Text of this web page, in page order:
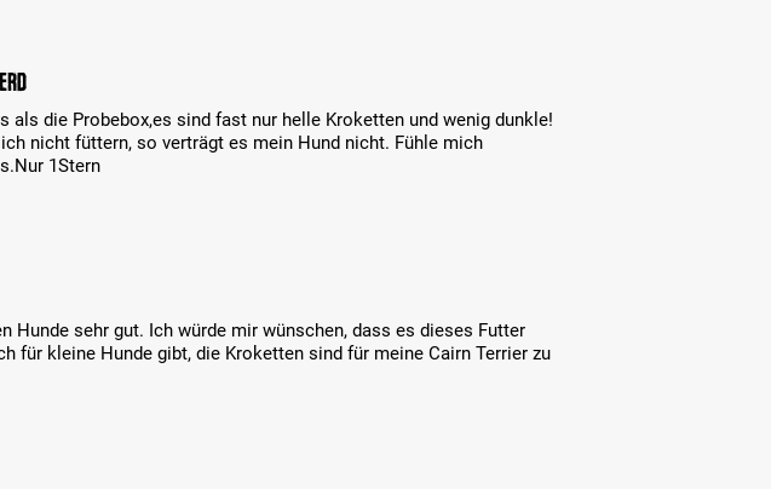
als die Probebox,es sind fast nur helle Kroketten und wenig dunkle!
nicht füttern, so verträgt es mein Hund nicht. Fühle mich
1Stern
Hunde sehr gut. Ich würde mir wünschen, dass es dieses Futter
für kleine Hunde gibt, die Kroketten sind für meine Cairn Terrier zu